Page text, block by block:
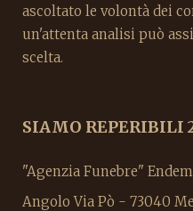
ascoltato le volontà dei
un'attenta analisi può
scelta.
SIAMO REPERIBILI
"Agenzia Funebre"
Angolo Via Pò - 73040